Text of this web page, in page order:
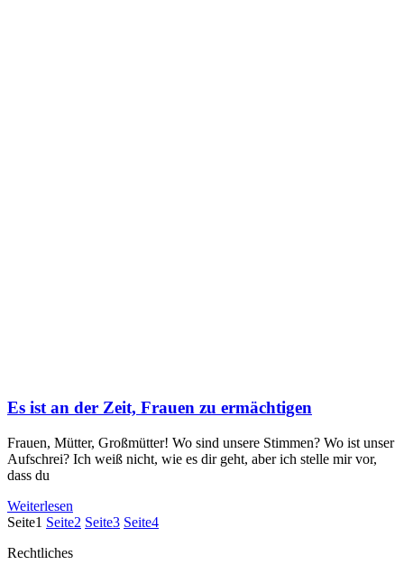
Es ist an der Zeit, Frauen zu ermächtigen
Frauen, Mütter, Großmütter! Wo sind unsere Stimmen? Wo ist unser
Aufschrei? Ich weiß nicht, wie es dir geht, aber ich stelle mir vor,
dass du
Weiterlesen
Seite1 Seite2 Seite3 Seite4
Rechtliches